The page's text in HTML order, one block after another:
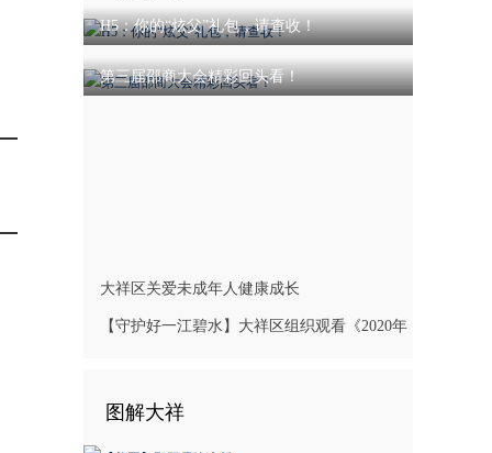
H5：你的“炫父”礼包，请查收！
第三届邵商大会精彩回头看！
大祥区关爱未成年人健康成长
【守护好一江碧水】大祥区组织观看《2020年
图解大祥